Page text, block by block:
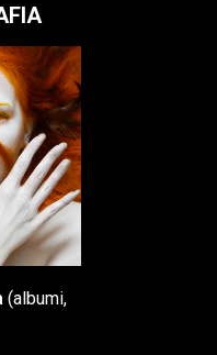
(albumi,